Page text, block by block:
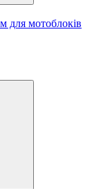
для мотоблоків